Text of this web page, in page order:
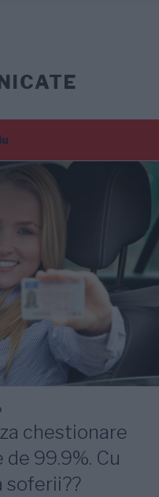
chestionare
99.9%. Cu
soferii??